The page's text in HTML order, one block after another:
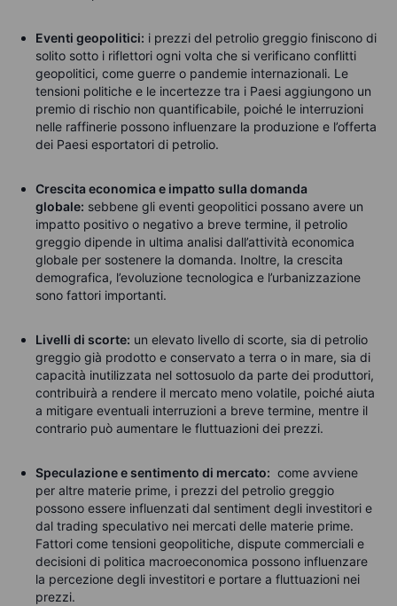
Eventi geopolitici: i prezzi del petrolio greggio finiscono di
solito sotto i riflettori ogni volta che si verificano conflitti
geopolitici, come guerre o pandemie internazionali. Le
tensioni politiche e le incertezze tra i Paesi aggiungono un
premio di rischio non quantificabile, poiché le interruzioni
nelle raffinerie possono influenzare la produzione e l’offerta
dei Paesi esportatori di petrolio.
Crescita economica e impatto sulla domanda
globale: sebbene gli eventi geopolitici possano avere un
impatto positivo o negativo a breve termine, il petrolio
greggio dipende in ultima analisi dall’attività economica
globale per sostenere la domanda. Inoltre, la crescita
demografica, l’evoluzione tecnologica e l’urbanizzazione
sono fattori importanti.
Livelli di scorte: un elevato livello di scorte, sia di petrolio
greggio già prodotto e conservato a terra o in mare, sia di
capacità inutilizzata nel sottosuolo da parte dei produttori,
contribuirà a rendere il mercato meno volatile, poiché aiuta
a mitigare eventuali interruzioni a breve termine, mentre il
contrario può aumentare le fluttuazioni dei prezzi.
Speculazione e sentimento di mercato: come avviene
per altre materie prime, i prezzi del petrolio greggio
possono essere influenzati dal sentiment degli investitori e
dal trading speculativo nei mercati delle materie prime.
Fattori come tensioni geopolitiche, dispute commerciali e
decisioni di politica macroeconomica possono influenzare
la percezione degli investitori e portare a fluttuazioni nei
prezzi.